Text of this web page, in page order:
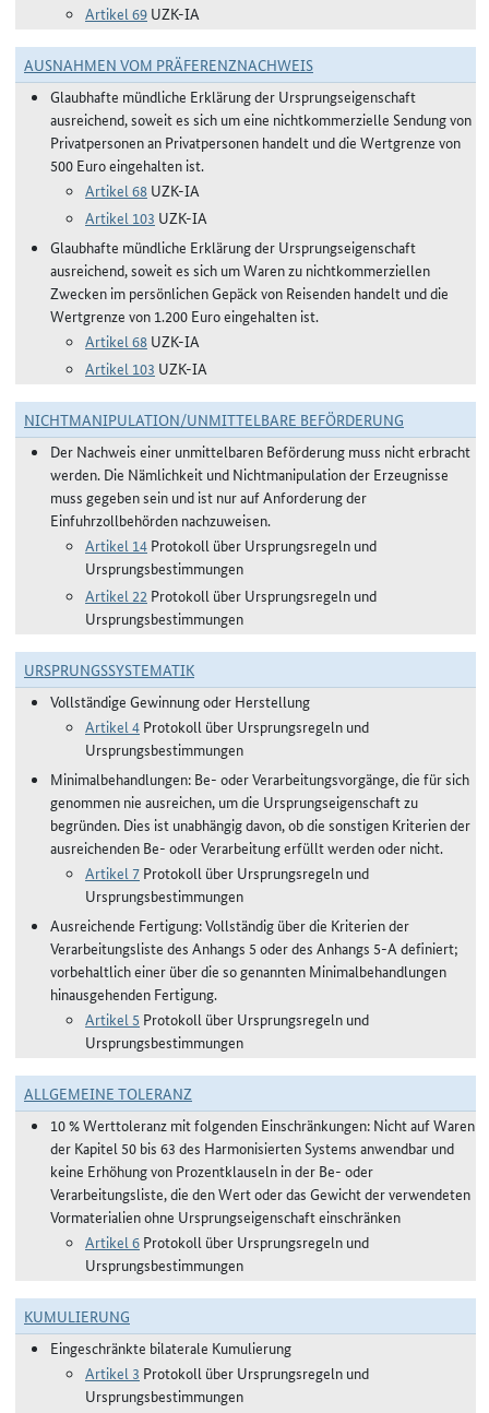
Artikel 69 UZK-IA
AUSNAHMEN VOM PRÄFERENZNACHWEIS
Glaubhafte mündliche Erklärung der Ursprungseigenschaft
ausreichend, soweit es sich um eine nichtkommerzielle Sendung von
Privatpersonen an Privatpersonen handelt und die Wertgrenze von
500 Euro eingehalten ist.
Artikel 68 UZK-IA
Artikel 103 UZK-IA
Glaubhafte mündliche Erklärung der Ursprungseigenschaft
ausreichend, soweit es sich um Waren zu nichtkommerziellen
Zwecken im persönlichen Gepäck von Reisenden handelt und die
Wertgrenze von 1.200 Euro eingehalten ist.
Artikel 68 UZK-IA
Artikel 103 UZK-IA
NICHTMANIPULATION/UNMITTELBARE BEFÖRDERUNG
Der Nachweis einer unmittelbaren Beförderung muss nicht erbracht
werden. Die Nämlichkeit und Nichtmanipulation der Erzeugnisse
muss gegeben sein und ist nur auf Anforderung der
Einfuhrzollbehörden nachzuweisen.
Artikel 14 Protokoll über Ursprungsregeln und
Ursprungsbestimmungen
Artikel 22 Protokoll über Ursprungsregeln und
Ursprungsbestimmungen
URSPRUNGSSYSTEMATIK
Vollständige Gewinnung oder Herstellung
Artikel 4 Protokoll über Ursprungsregeln und
Ursprungsbestimmungen
Minimalbehandlungen: Be- oder Verarbeitungsvorgänge, die für sich
genommen nie ausreichen, um die Ursprungseigenschaft zu
begründen. Dies ist unabhängig davon, ob die sonstigen Kriterien der
ausreichenden Be- oder Verarbeitung erfüllt werden oder nicht.
Artikel 7 Protokoll über Ursprungsregeln und
Ursprungsbestimmungen
Ausreichende Fertigung: Vollständig über die Kriterien der
Verarbeitungsliste des Anhangs 5 oder des Anhangs 5-A definiert;
vorbehaltlich einer über die so genannten Minimalbehandlungen
hinausgehenden Fertigung.
Artikel 5 Protokoll über Ursprungsregeln und
Ursprungsbestimmungen
ALLGEMEINE TOLERANZ
10 % Werttoleranz mit folgenden Einschränkungen: Nicht auf Waren
der Kapitel 50 bis 63 des Harmonisierten Systems anwendbar und
keine Erhöhung von Prozentklauseln in der Be- oder
Verarbeitungsliste, die den Wert oder das Gewicht der verwendeten
Vormaterialien ohne Ursprungseigenschaft einschränken
Artikel 6 Protokoll über Ursprungsregeln und
Ursprungsbestimmungen
KUMULIERUNG
Eingeschränkte bilaterale Kumulierung
Artikel 3 Protokoll über Ursprungsregeln und
Ursprungsbestimmungen